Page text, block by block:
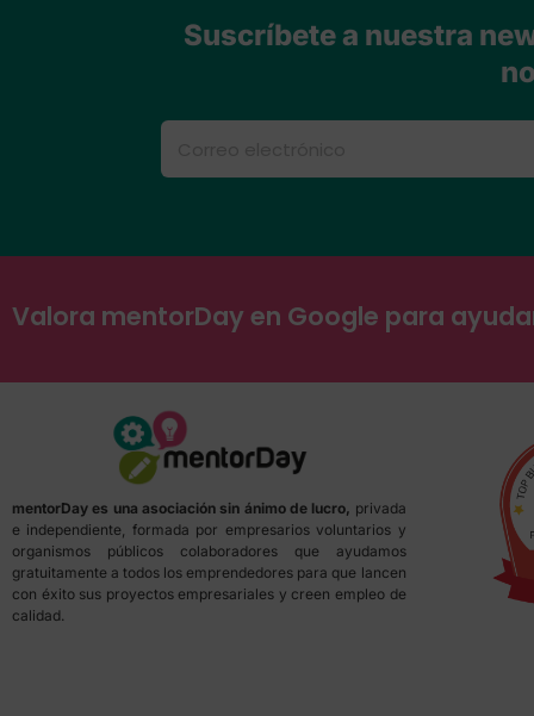
Suscríbete a nuestra
Valora mentorDay en Google para
mentorDay es una asociación sin ánimo de lucro, privada
e independiente, formada por empresarios voluntarios y
organismos públicos colaboradores que ayudamos
gratuitamente a todos los emprendedores para que lancen
con éxito sus proyectos empresariales y creen empleo de
calidad.